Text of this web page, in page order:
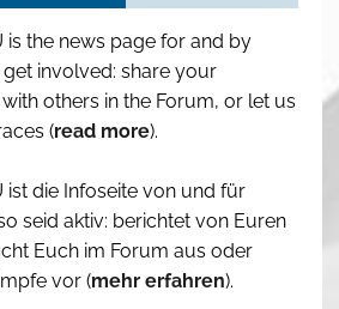
is the news page for and by
involved: share your
others in the Forum, or let us
(read more).
ist die Infoseite von und für
seid aktiv: berichtet von Euren
Euch im Forum aus oder
vor (mehr erfahren).